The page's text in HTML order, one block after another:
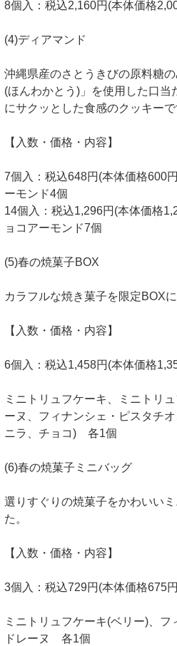
8個入：税込2,160円(本体価格
(4)ディアマンド
沖縄県産のさとうきびの原料糖
(ほんわかとう)」を使用した口当
にサクッとした食感のクッキーで
【入数・価格・内容】
7個入：税込648円(本体価格600
ーモンド4個
14個入：税込1,296円(本体価格
ョコアーモンド7個
(5)春の焼菓子BOX
カラフルな焼き菓子を限定BOX
【入数・価格・内容】
6個入：税込1,458円(本体価格
ミニトリュフケーキ、ミニトリ
ーヌ、フィナンシェ・ピスタチ
ニラ、チョコ) 各1個
(6)春の焼菓子ミニバッグ
選りすぐりの焼菓子をかわいい
た。
【入数・価格・内容】
3個入：税込729円(本体価格675
ミニトリュフケーキ(ベリー)、
ドレーヌ 各1個